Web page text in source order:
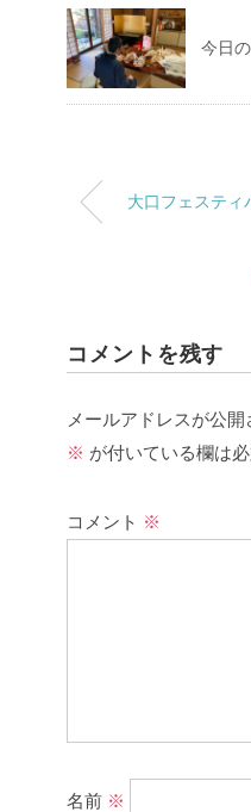
今日
大口フェスティ
コメントを残す
メールアドレスが公開
※ が付いている欄は
コメント ※
名前 ※